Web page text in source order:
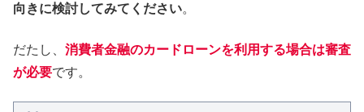
向きに検討してみてください。
だたし、 消費者金融のカードローンを利用する場合は審査
が必要です。